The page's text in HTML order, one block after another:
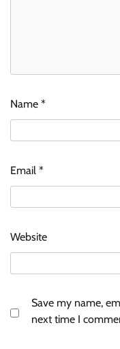
Name *
Email *
Website
Save my name,
next time I